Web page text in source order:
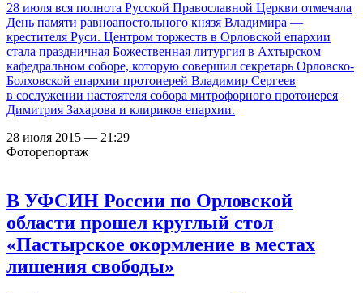
28 июля вся полнота Русской Православной Церкви отмечала
День памяти равноапостольного князя Владимира —
крестителя Руси. Центром торжеств в Орловской епархии
стала праздничная Божественная литургия в Ахтырском
кафедральном соборе, которую совершил секретарь Орловско-
Болховской епархии протоиерей Владимир Сергеев
в сослужении настоятеля собора митрофорного протоиерея
Димитрия Захарова и клириков епархии.
28 июля 2015 — 21:29
Фоторепортаж
В УФСИН России по Орловской
области прошел круглый стол
«Пастырское окормление в местах
лишения свободы»